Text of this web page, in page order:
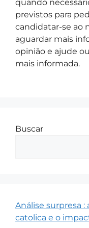
quando
previstos para
candidatar-se ao
aguardar mais
opinião e ajude
mais informada.
Buscar
Análise surpresa
catolica e o